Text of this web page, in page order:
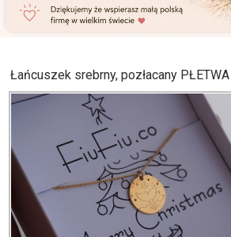
Łańcuszek srebrny, pozłacany